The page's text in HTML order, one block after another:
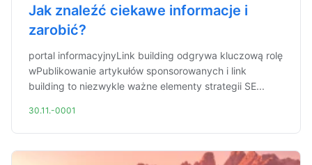
Jak znaleźć ciekawe informacje i
zarobić?
portal informacyjnyLink building odgrywa kluczową rolę
wPublikowanie artykułów sponsorowanych i link
building to niezwykle ważne elementy strategii SE...
30.11.-0001